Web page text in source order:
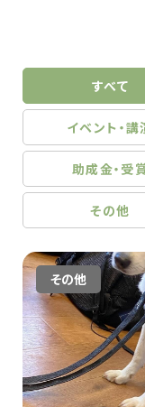
すべて
イベント・講
助成金・受
その他
その他